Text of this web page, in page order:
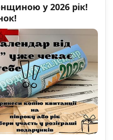
у 2026 рік!